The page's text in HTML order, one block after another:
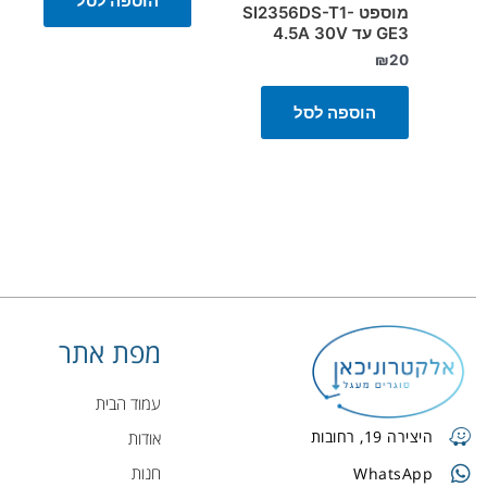
מוספט SI2356DS-T1-
GE3 עד 4.5A 30V
₪20
הוספה לסל
היצירה 19, רחובות
WhatsApp
מפת אתר
עמוד הבית
אודות
חנות